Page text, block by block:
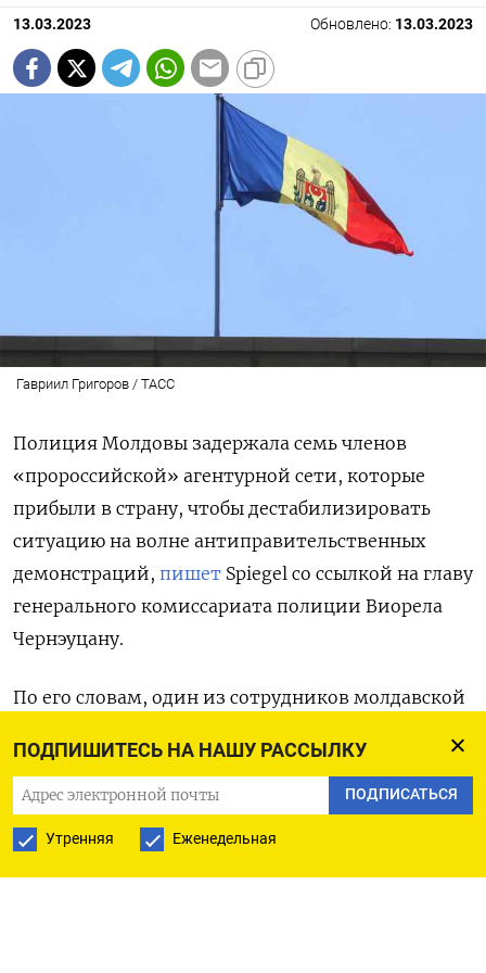
ПОДПИШИТЕСЬ НА НАШУ РАССЫЛКУ
ПОДПИСАТЬСЯ
Утренняя Еженедельная
13.03.2023 Обновлено: 13.03.2023
Гавриил Григоров / ТАСС
Полиция Молдовы задержала семь членов
«пророссийской» агентурной сети, которые
прибыли в страну, чтобы дестабилизировать
ситуацию на волне антиправительственных
демонстраций, пишет Spiegel со ссылкой на главу
генерального комиссариата полиции Виорела
Чернэуцану.
По его словам, один из сотрудников молдавской
членам которой пообещали до 10 тыс. долларов
за устроение беспорядков во время протестов.
Всего, по данным правоохранительных органов